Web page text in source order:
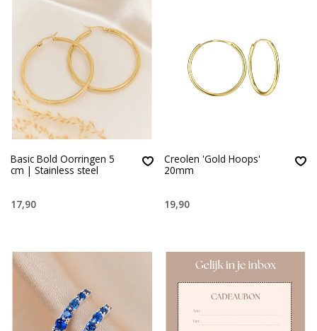
Basic Bold Oorringen 5
cm | Stainless steel
17,90
Creolen 'Gold Hoops'
20mm
19,90